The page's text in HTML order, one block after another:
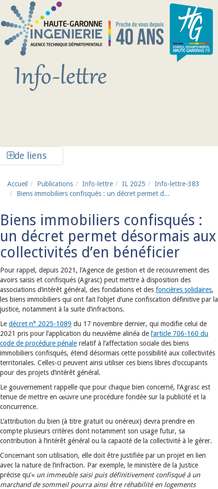
Aller au contenu principal
de liens
Accueil Publications Info-lettre IL 2025
Info-lettre-383
Biens immobiliers confisqués : un décret permet d...
Biens immobiliers confisqués :
un décret permet désormais aux
collectivités d’en bénéficier
Pour rappel, depuis 2021, l’Agence de gestion et de recouvrement des
avoirs saisis et confisqués (Agrasc) peut mettre à disposition des
associations d’intérêt général, des fondations et des foncières solidaires,
les biens immobiliers qui ont fait l’objet d’une confiscation définitive par la
justice, notamment à la suite d’infractions.
Le décret n° 2025-1089 du 17 novembre dernier, qui modifie celui de
2021 pris pour l’application du neuvième alinéa de l’article 706-160 du
code de procédure pénale relatif à l’affectation sociale des biens
immobiliers confisqués, étend désormais cette possibilité aux collectivités
territoriales. Celles-ci peuvent ainsi utiliser ces biens libres d’occupants
pour des projets d’intérêt général.
Le gouvernement rappelle que pour chaque bien concerné, l’Agrasc est
tenue de mettre en œuvre une procédure fondée sur la publicité et la
concurrence.
L’attribution du bien (à titre gratuit ou onéreux) devra prendre en
compte plusieurs critères dont notamment son usage futur, sa
contribution à l’intérêt général ou la capacité de la collectivité à le gérer.
Concernant son utilisation, elle doit être justifiée par un projet en lien
avec la nature de l’infraction. Par exemple, le ministère de la Justice
précise qu’« un immeuble saisi puis définitivement confisqué à un
marchand de sommeil pourra ainsi être réhabilité en logements